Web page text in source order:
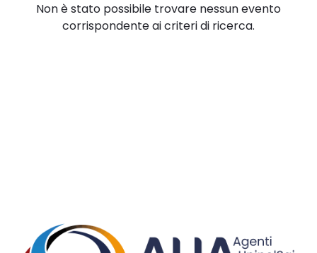
Non è stato possibile trovare nessun evento
corrispondente ai criteri di ricerca.